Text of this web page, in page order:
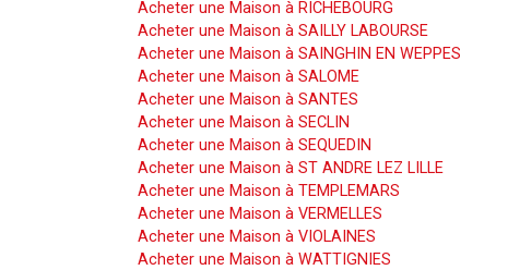
Acheter une Maison à RICHEBOURG
Acheter une Maison à SAILLY LABOURSE
Acheter une Maison à SAINGHIN EN WEPPES
Acheter une Maison à SALOME
Acheter une Maison à SANTES
Acheter une Maison à SECLIN
Acheter une Maison à SEQUEDIN
Acheter une Maison à ST ANDRE LEZ LILLE
Acheter une Maison à TEMPLEMARS
Acheter une Maison à VERMELLES
Acheter une Maison à VIOLAINES
Acheter une Maison à WATTIGNIES